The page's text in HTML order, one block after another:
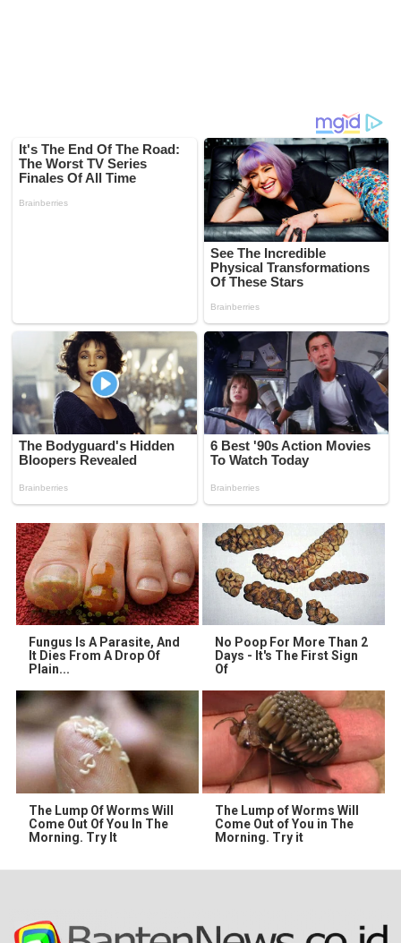
Fungus Is A Parasite, And
It Dies From A Drop Of
Plain...
No Poop For More Than 2
Days - It's The First Sign
Of
The Lump Of Worms Will
Come Out Of You In The
Morning. Try It
The Lump of Worms Will
Come Out of You in The
Morning. Try it